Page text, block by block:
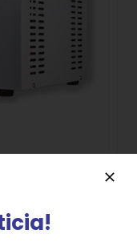
SRV hasta